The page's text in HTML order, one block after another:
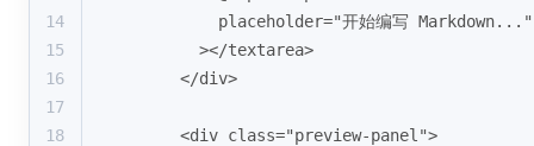
14
          placeholder="开始编写 Markdown..."
15
        ></textarea>
16
      </div>
17
18
      <div class="preview-panel">